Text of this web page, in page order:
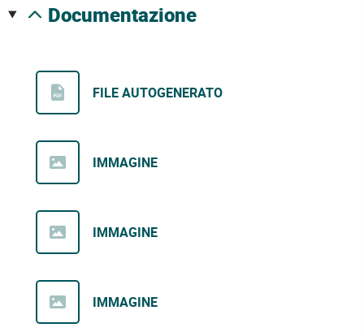
documentazione
FILE AUTOGENERATO
IMMAGINE
IMMAGINE
IMMAGINE